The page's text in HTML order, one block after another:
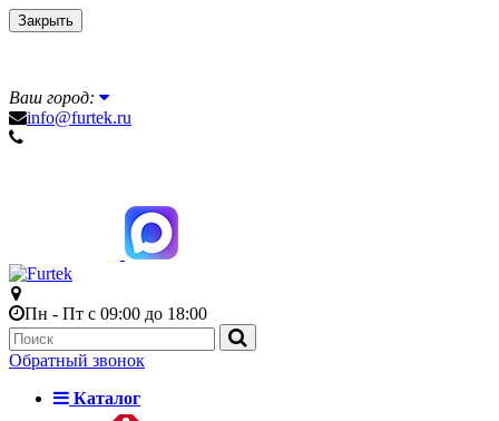
Закрыть
Ваш город:
info@furtek.ru
Пн - Пт с 09:00 до 18:00
Обратный звонок
Каталог